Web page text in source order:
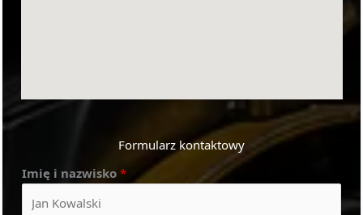
Formularz kontaktowy
Imię i nazwisko *